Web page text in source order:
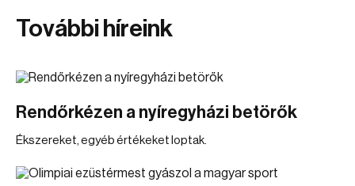
További híreink
Rendőrkézen a nyíregyházi betörők
Ékszereket, egyéb értékeket loptak.